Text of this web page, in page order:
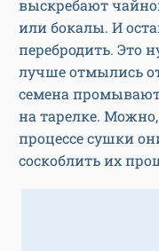
выскребают
или бокалы. И
перебродить. Это
лучше отмылись
семена
на тарелке.
процессе сушки
соскоблить их